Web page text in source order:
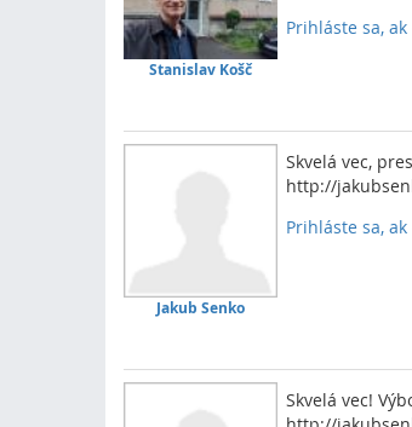
Stanislav Košč
Prihláste sa,
Jakub Senko
Skvelá vec,
http://
Prihláste sa,
Skvelá vec!